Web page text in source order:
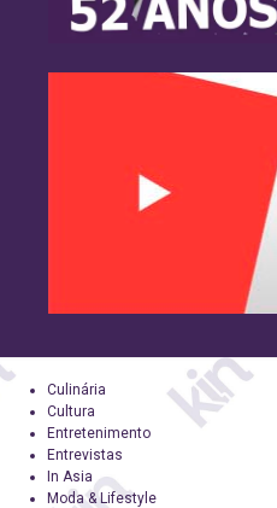
Culinária
Cultura
Entretenimento
Entrevistas
In Asia
Moda & Lifestyle